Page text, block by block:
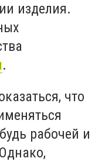
изделия.
.
что
рабочей и